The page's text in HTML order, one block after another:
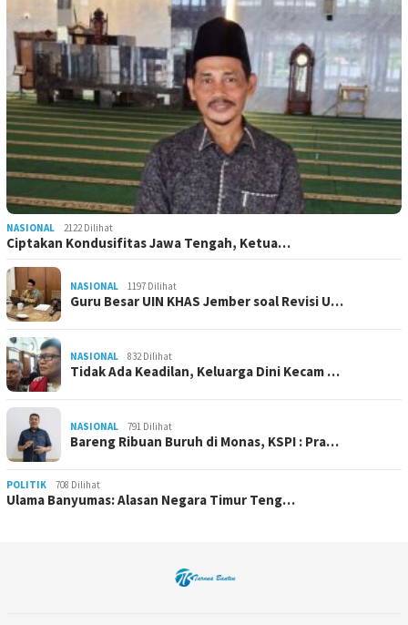
NASIONAL 2122 Dilihat
Ciptakan Kondusifitas Jawa Tengah, Ketua…
NASIONAL 1197 Dilihat
Guru Besar UIN KHAS Jember soal Revisi U…
NASIONAL 832 Dilihat
Tidak Ada Keadilan, Keluarga Dini Kecam …
NASIONAL 791 Dilihat
Bareng Ribuan Buruh di Monas, KSPI : Pra…
POLITIK 708 Dilihat
Ulama Banyumas: Alasan Negara Timur Teng…